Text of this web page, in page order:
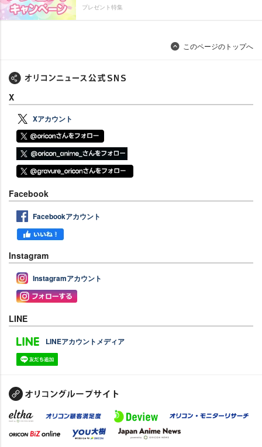
プレゼント特集
このページのトップへ
X
Xアカウント
Facebook
Facebookアカウント
Instagram
Instagramアカウント
LINE
LINEアカウントメディア